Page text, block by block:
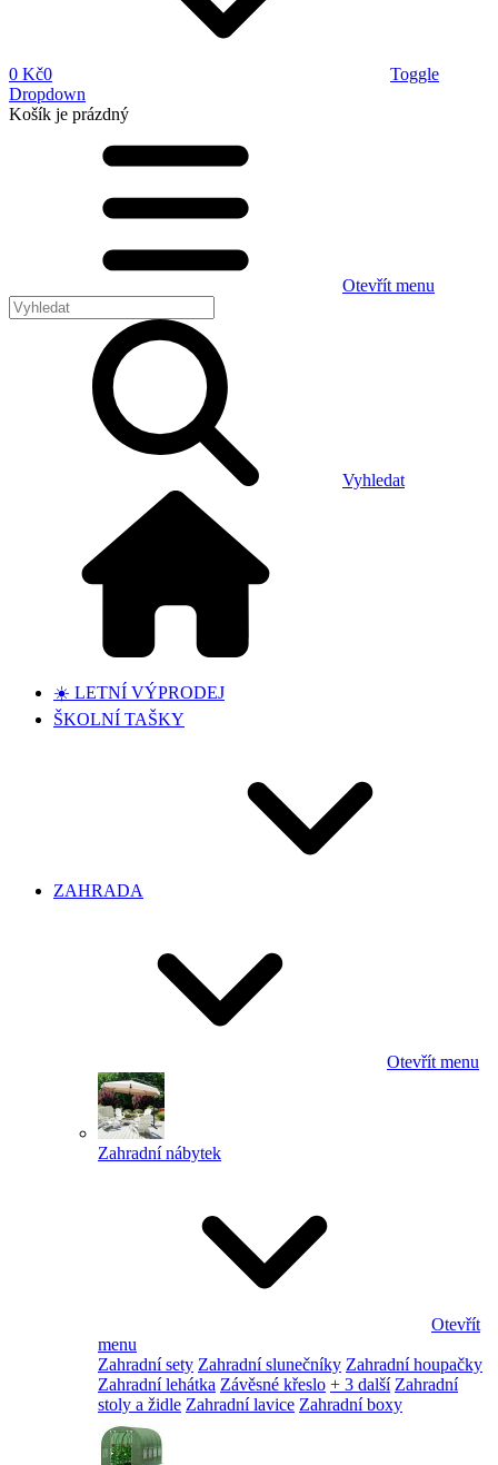
0 Kč0
Toggle
Dropdown
Košík je prázdný
Otevřít menu
Vyhledat
☀️ LETNÍ VÝPRODEJ
ŠKOLNÍ TAŠKY
ZAHRADA
Otevřít menu
Zahradní nábytek
Otevřít
menu
Zahradní sety Zahradní slunečníky Zahradní houpačky
Zahradní lehátka Závěsné křeslo + 3 další Zahradní
stoly a židle Zahradní lavice Zahradní boxy